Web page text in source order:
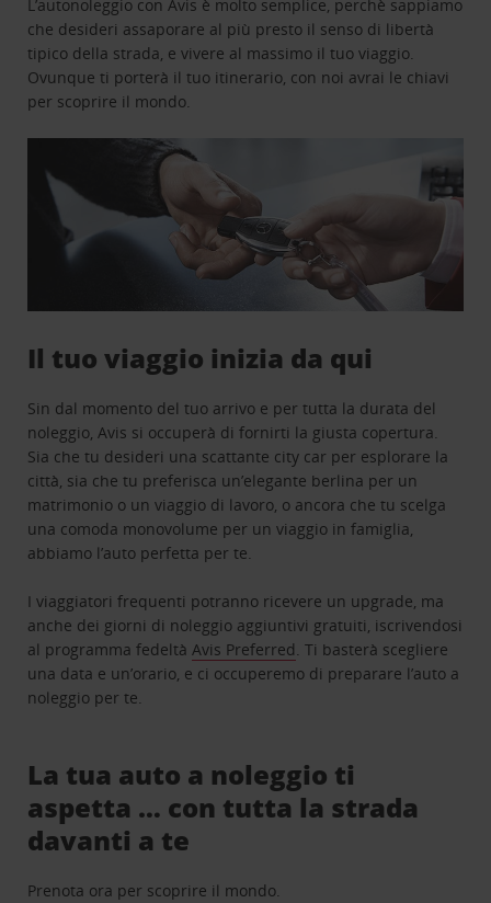
L’autonoleggio con Avis è molto semplice, perchè sappiamo
che desideri assaporare al più presto il senso di libertà
tipico della strada, e vivere al massimo il tuo viaggio.
Ovunque ti porterà il tuo itinerario, con noi avrai le chiavi
per scoprire il mondo.
Il tuo viaggio inizia da qui
Sin dal momento del tuo arrivo e per tutta la durata del
noleggio, Avis si occuperà di fornirti la giusta copertura.
Sia che tu desideri una scattante city car per esplorare la
città, sia che tu preferisca un’elegante berlina per un
matrimonio o un viaggio di lavoro, o ancora che tu scelga
una comoda monovolume per un viaggio in famiglia,
abbiamo l’auto perfetta per te.
I viaggiatori frequenti potranno ricevere un upgrade, ma
anche dei giorni di noleggio aggiuntivi gratuiti, iscrivendosi
al programma fedeltàAvis Preferred. Ti basterà scegliere
una data e un’orario, e ci occuperemo di preparare l’auto a
noleggio per te.
La tua auto a noleggio ti
aspetta … con tutta la strada
davanti a te
Prenota ora per scoprire il mondo.